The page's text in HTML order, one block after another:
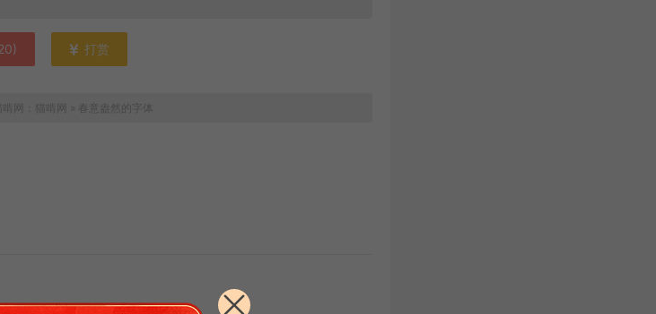
) 打赏
网： 猫啃网 春意盎然的字体